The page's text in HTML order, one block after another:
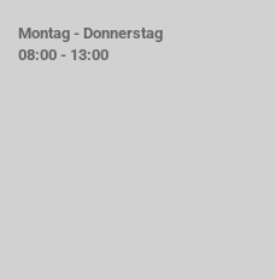
Montag - Donnerstag
08:00 - 13:00